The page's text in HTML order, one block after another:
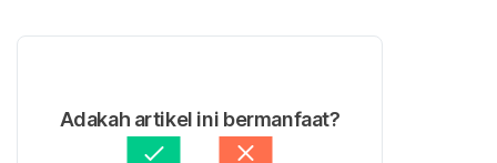
Adakah artikel ini bermanfaat?